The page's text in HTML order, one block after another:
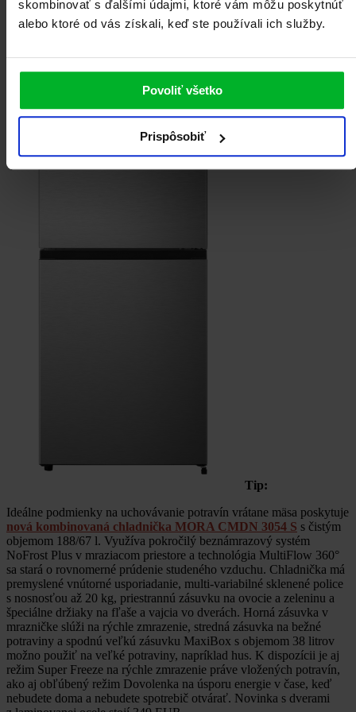
skombinovať s ďalšími údajmi, ktoré vám môžu poskytnúť
alebo ktoré od vás získali, keď ste používali ich služby.
Povoliť všetko
Prispôsobiť
Tip:
Ideálne podmienky na uchovávanie potravín vrátane mäsa poskytuje
nová kombinovaná chladnička MORA CMDN 3054 S s čistým
objemom 188/67 l. Využíva pokročilý beznámrazový systém
NoFrost Plus v mraziacom priestore a technológia MultiFlow 360°
sa stará o rovnomerné prúdenie studeného vzduchu. Chladnička má
premyslené vnútorné usporiadanie, multi-variabilné sklenené police
s nosnosťou až 20 kg, priestrannú zásuvku na ovocie a zeleninu a
špeciálne držiaky na fľaše a vajcia vo dverách. Horná zásuvka v
mrazničke slúži na rýchle zmrazenie, stredná zásuvka na bežné
potraviny a spodnú veľkú zásuvku MaxiBox s objemom 38 litrov
možno použiť na veľké potraviny, napríklad hus. K dispozícii je aj
režim Super Freeze na rýchle zmrazenie práve vložených potravín,
ako aj obľúbený režim Dovolenka na úsporu energie v čase, keď
nebudete doma a nebudete spotrebič otvárať. Novinka s dverami